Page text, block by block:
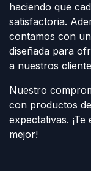
haciendo que
satisfactoria.
contamos con
diseñada para
a nuestros
Nuestro
con productos
expectativas.
mejor!